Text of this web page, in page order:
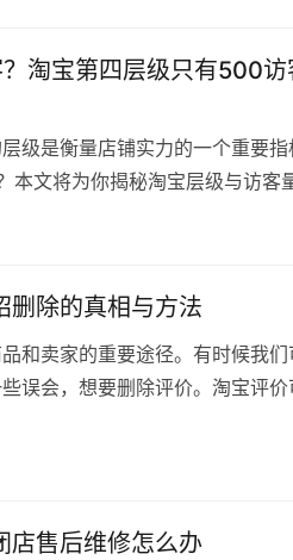
淘宝第四层级只有500访
级是衡量店铺实力的一个重要
本文将为你揭秘淘宝层级与访客
一…
删除的真相与方法
和卖家的重要途径。有时候我
误会，想要删除评价。淘宝评价
店售后维修怎么办